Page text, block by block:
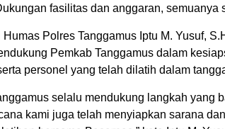
fasilitas dan anggaran, semuanya
Polres Tanggamus Iptu M. Yusuf,
Pemkab Tanggamus dalam
personel yang telah dilatih dalam
selalu mendukung langkah yang
kami juga telah menyiapkan sarana